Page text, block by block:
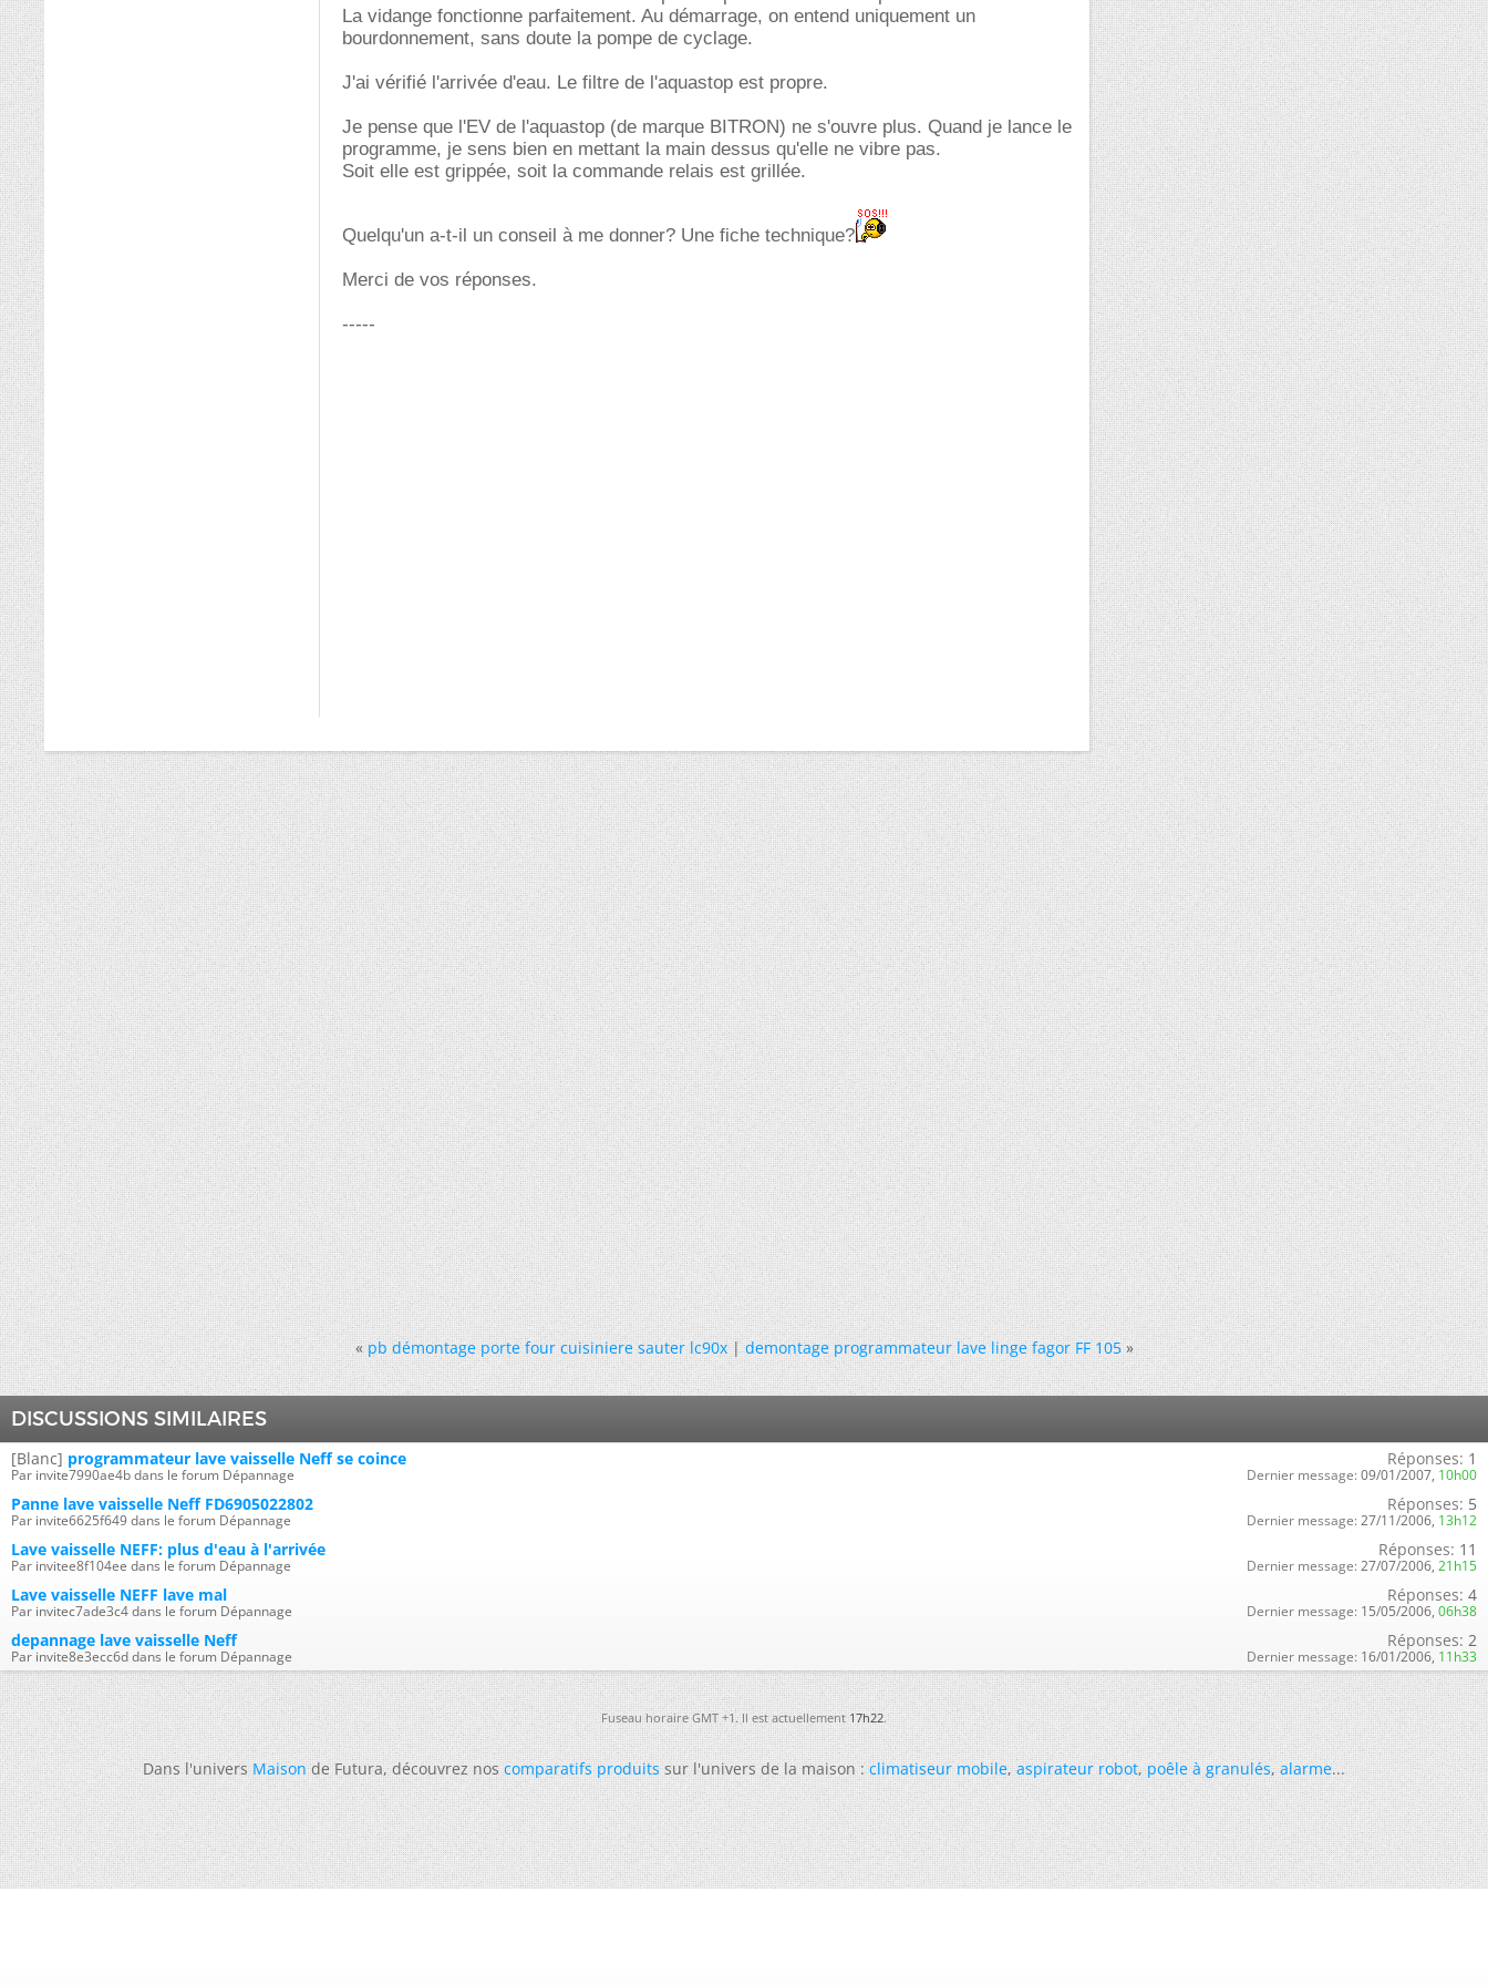
La vidange fonctionne parfaitement. Au démarrage, on entend uniquement un
bourdonnement, sans doute la pompe de cyclage.
J'ai vérifié l'arrivée d'eau. Le filtre de l'aquastop est propre.
Je pense que l'EV de l'aquastop (de marque BITRON) ne s'ouvre plus. Quand je lance le
programme, je sens bien en mettant la main dessus qu'elle ne vibre pas.
Soit elle est grippée, soit la commande relais est grillée.
Quelqu'un a-t-il un conseil à me donner? Une fiche technique?
Merci de vos réponses.
-----
« pb démontage porte four cuisiniere sauter lc90x|demontage programmateur lave linge fagor FF 105 »
DISCUSSIONS SIMILAIRES
[Blanc] programmateur lave vaisselle Neff se coince
Par invite7990ae4b dans le forum Dépannage
Réponses: 1
Dernier message: 09/01/2007, 10h00
Panne lave vaisselle Neff FD6905022802
Par invite6625f649 dans le forum Dépannage
Réponses: 5
Dernier message: 27/11/2006, 13h12
Lave vaisselle NEFF: plus d'eau à l'arrivée
Par invitee8f104ee dans le forum Dépannage
Réponses: 11
Dernier message: 27/07/2006, 21h15
Lave vaisselle NEFF lave mal
Par invitec7ade3c4 dans le forum Dépannage
Réponses: 4
Dernier message: 15/05/2006, 06h38
depannage lave vaisselle Neff
Par invite8e3ecc6d dans le forum Dépannage
Réponses: 2
Dernier message: 16/01/2006, 11h33
Fuseau horaire GMT +1. Il est actuellement17h22.
Dans l'universMaisonde Futura, découvrez noscomparatifs produitssur l'univers de la maison :climatiseur mobile,aspirateur robot,poêle à granulés,alarme...